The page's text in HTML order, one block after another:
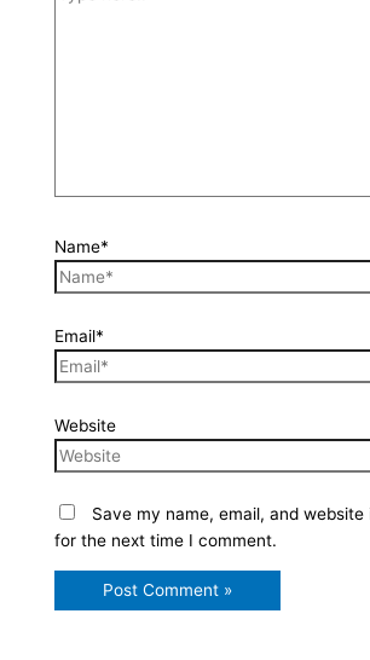
Name*
Email*
Website
Save my name, email, and website
for the next time I comment.